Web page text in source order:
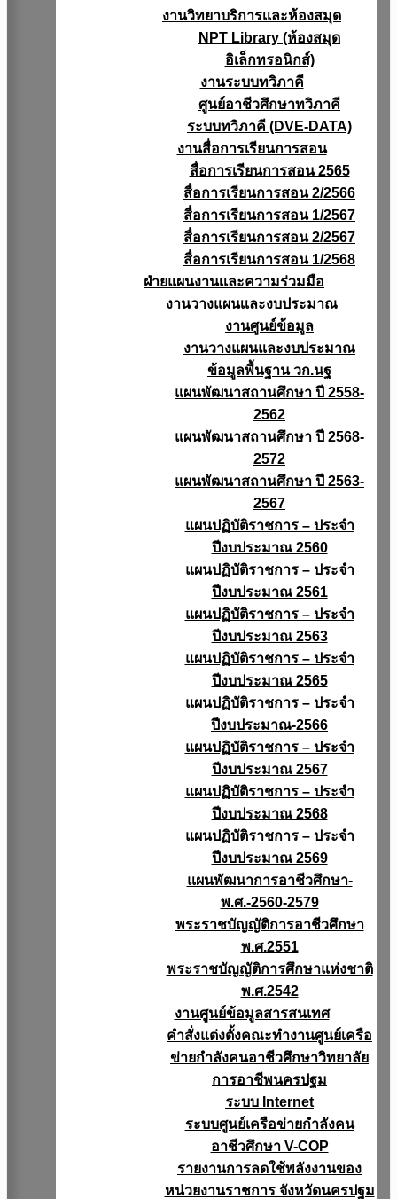
งานวิทยาบริการเเละห้องสมุด
NPT Library (ห้องสมุด
อิเล็กทรอนิกส์)
งานระบบทวิภาคี
ศูนย์อาชีวศึกษาทวิภาคี
ระบบทวิภาคี (DVE-DATA)
งานสื่อการเรียนการสอน
สื่อการเรียนการสอน 2565
สื่อการเรียนการสอน 2/2566
สื่อการเรียนการสอน 1/2567
สื่อการเรียนการสอน 2/2567
สื่อการเรียนการสอน 1/2568
ฝ่ายแผนงานเเละความร่วมมือ
งานวางแผนเเละงบประมาณ
งานศูนย์ข้อมูล
งานวางแผนและงบประมาณ
ข้อมูลพื้นฐาน วก.นฐ
แผนพัฒนาสถานศึกษา ปี 2558-
2562
แผนพัฒนาสถานศึกษา ปี 2568-
2572
แผนพัฒนาสถานศึกษา ปี 2563-
2567
แผนปฏิบัติราชการ – ประจำ
ปีงบประมาณ 2560
แผนปฏิบัติราชการ – ประจำ
ปีงบประมาณ 2561
แผนปฏิบัติราชการ – ประจำ
ปีงบประมาณ 2563
แผนปฏิบัติราชการ – ประจำ
ปีงบประมาณ 2565
แผนปฏิบัติราชการ – ประจำ
ปีงบประมาณ-2566
แผนปฏิบัติราชการ – ประจำ
ปีงบประมาณ 2567
แผนปฏิบัติราชการ – ประจำ
ปีงบประมาณ 2568
แผนปฏิบัติราชการ – ประจำ
ปีงบประมาณ 2569
แผนพัฒนาการอาชีวศึกษา-
พ.ศ.-2560-2579
พระราชบัญญัติการอาชีวศึกษา
พ.ศ.2551
พระราชบัญญัติการศึกษาแห่งชาติ
พ.ศ.2542
งานศูนย์ข้อมูลสารสนเทศ
คำสั่งแต่งตั้งคณะทำงานศูนย์เครือ
ข่ายกำลังคนอาชีวศึกษาวิทยาลัย
การอาชีพนครปฐม
ระบบ Internet
ระบบศูนย์เครือข่ายกำลังคน
อาชีวศึกษา V-COP
รายงานการลดใช้พลังงานของ
หน่วยงานราชการ จังหวัดนครปฐม